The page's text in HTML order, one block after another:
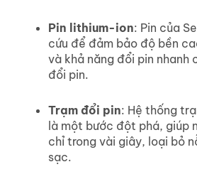
Pin lithium-ion: Pin của
cứu để đảm bảo độ bền
và khả năng đổi pin
đổi pin.
Trạm đổi pin: Hệ thống
là một bước đột phá, giúp
chỉ trong vài giây, loại bỏ
sạc.